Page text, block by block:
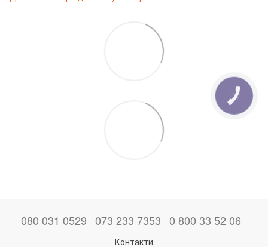
080 031 0529 073 233 7353 0 800 33 52 06
Контакти